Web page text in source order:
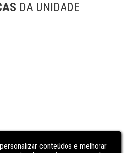
DA UNIDADE
conteúdos e melhorar